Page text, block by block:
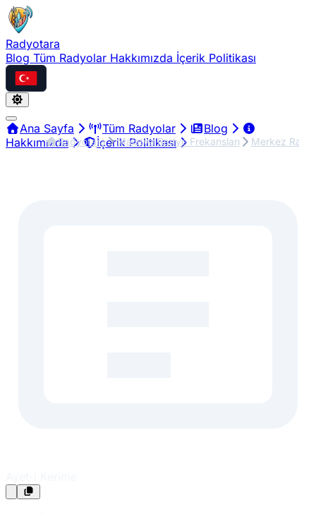
Radyotara
Blog Tüm Radyolar Hakkımızda İçerik Politikası
Türkçe
Ana Sayfa Tüm Radyolar
Blog
Hakkımızda
İçerik Politikası
Radyotara Malatya Radyo Frekansları Merkez